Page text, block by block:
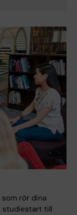
rör dina
studiestart till